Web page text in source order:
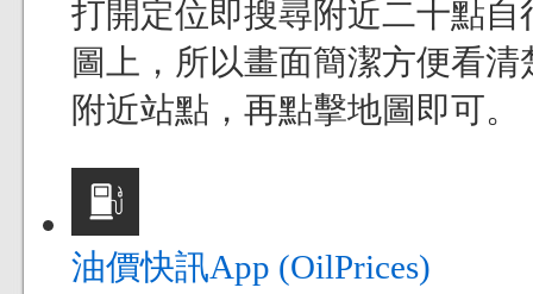
打開定位即搜尋附近二十點
圖上，所以畫面簡潔方便看
附近站點，再點擊地圖即可。
油價快訊App (OilPrices)